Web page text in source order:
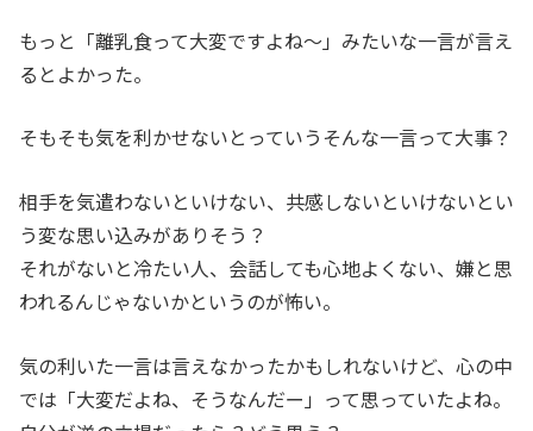
もっと「離乳食って大変ですよね～」みたいな一言が言え
るとよかった。
そもそも気を利かせないとっていうそんな一言って大事？
相手を気遣わないといけない、共感しないといけないとい
う変な思い込みがありそう？
それがないと冷たい人、会話しても心地よくない、嫌と思
われるんじゃないかというのが怖い。
気の利いた一言は言えなかったかもしれないけど、心の中
では「大変だよね、そうなんだー」って思っていたよね。